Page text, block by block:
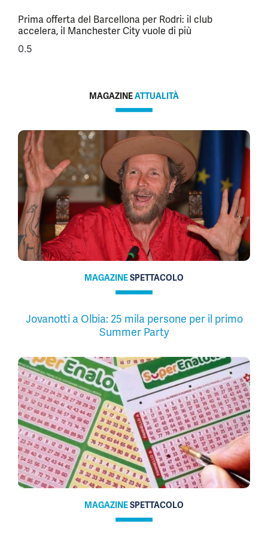
Prima offerta del Barcellona per Rodri: il club
accelera, il Manchester City vuole di più
MAGAZINEATTUALITÀ
MAGAZINESPETTACOLO
Jovanotti a Olbia: 25 mila persone per il primo
Summer Party
MAGAZINESPETTACOLO